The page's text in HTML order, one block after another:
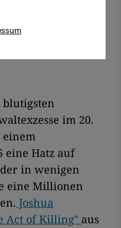
im 20.
einem
eine Hatz auf
in wenigen
eine Millionen
Joshua
Act of Killing" aus